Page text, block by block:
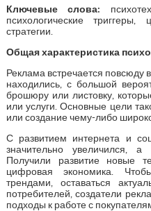
Ключевые слова:
психологические
стратегии.
Общая характеристика
Реклама встречается
находились, с большой
брошюру или листовку,
или услуги. Основные цели
или создание чему-либо
С развитием интернета и
значительно увеличился,
Получили развитие новые
цифровая экономика.
трендами, оставаться
потребителей, создатели
подходы к работе с